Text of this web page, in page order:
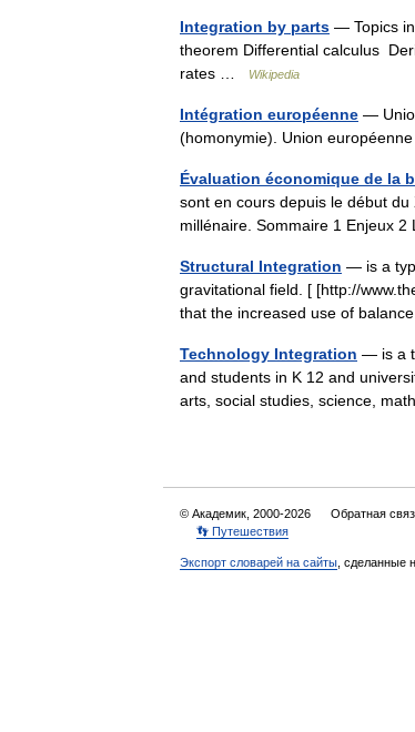
Integration by parts — Topics
theorem Differential calculus
rates …
Wikipedia
Intégration européenne —
(homonymie). Union
Évaluation économique de la
sont en cours depuis le début
millénaire. Sommaire 1 Enjeux
Structural Integration — is a
gravitational field. [ [http://
that the increased use of
Technology Integration — is a
and students in K 12 and
arts, social studies, science,
© Академик, 2000-2026 Обратная
👣 Путешествия
Экспорт словарей на сайты , сделанные